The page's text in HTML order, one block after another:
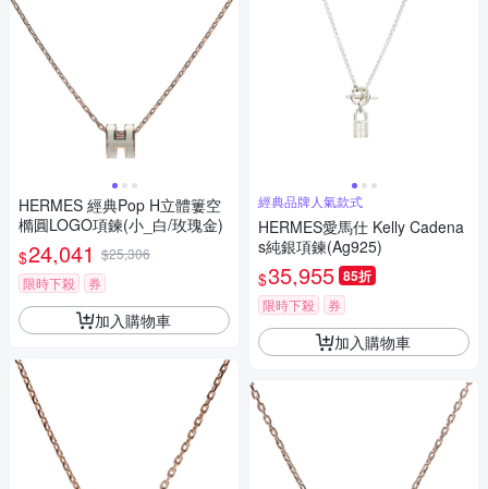
HERMES 經典Pop H立體簍空
橢圓LOGO項鍊(小_白/玫瑰金)
$24,041 $25,306
限時下殺
券
加入購物車
經典品牌人氣款式
HERMES愛馬仕 Kelly Cadena
s純銀項鍊(Ag925)
$35,955 85折
限時下殺 券
加入購物車